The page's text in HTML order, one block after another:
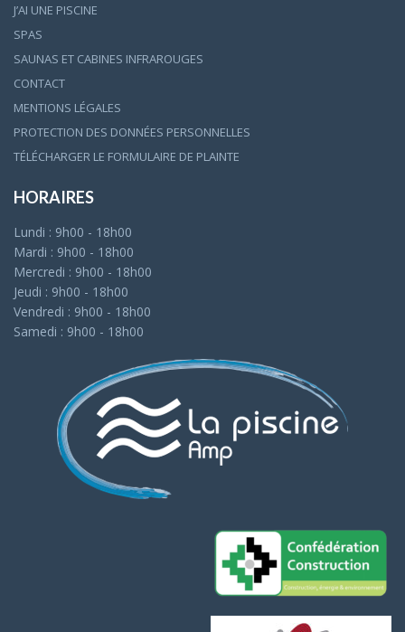
J’AI UNE PISCINE
SPAS
SAUNAS ET CABINES INFRAROUGES
CONTACT
MENTIONS LÉGALES
PROTECTION DES DONNÉES PERSONNELLES
TÉLÉCHARGER LE FORMULAIRE DE PLAINTE
HORAIRES
Lundi : 9h00 - 18h00
Mardi : 9h00 - 18h00
Mercredi : 9h00 - 18h00
Jeudi : 9h00 - 18h00
Vendredi : 9h00 - 18h00
Samedi : 9h00 - 18h00
Assistant AMP Piscines